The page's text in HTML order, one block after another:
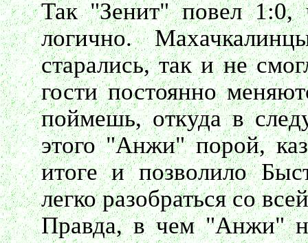
Так "Зенит" повел
логично.
старались, так и не
гости постоянно
поймешь, откуда в
этого "Анжи" порой,
итоге и позволило
легко разобраться со
Правда, в чем "Анжи"